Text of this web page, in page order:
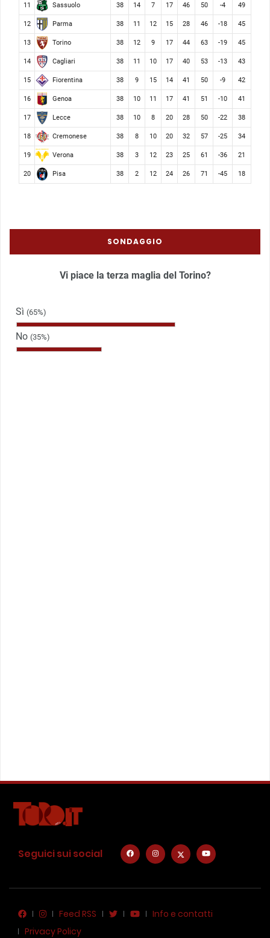
11 Sassuolo 38 14 7 17 46 50 -4 49
12 Parma 38 11 12 15 28 46 -18 45
13 Torino 38 12 9 17 44 63 -19 45
14 Cagliari 38 11 10 17 40 53 -13 43
15 Fiorentina 38 9 15 14 41 50 -9 42
16 Genoa 38 10 11 17 41 51 -10 41
17 Lecce 38 10 8 20 28 50 -22 38
18 Cremonese 38 8 10 20 32 57 -25 34
19 Verona 38 3 12 23 25 61 -36 21
20 Pisa 38 2 12 24 26 71 -45 18
SONDAGGIO
Vi piace la terza maglia del Torino?
Sì (65%)
No (35%)
Seguici sui social
Feed RSS
Info e contatti
Privacy Policy